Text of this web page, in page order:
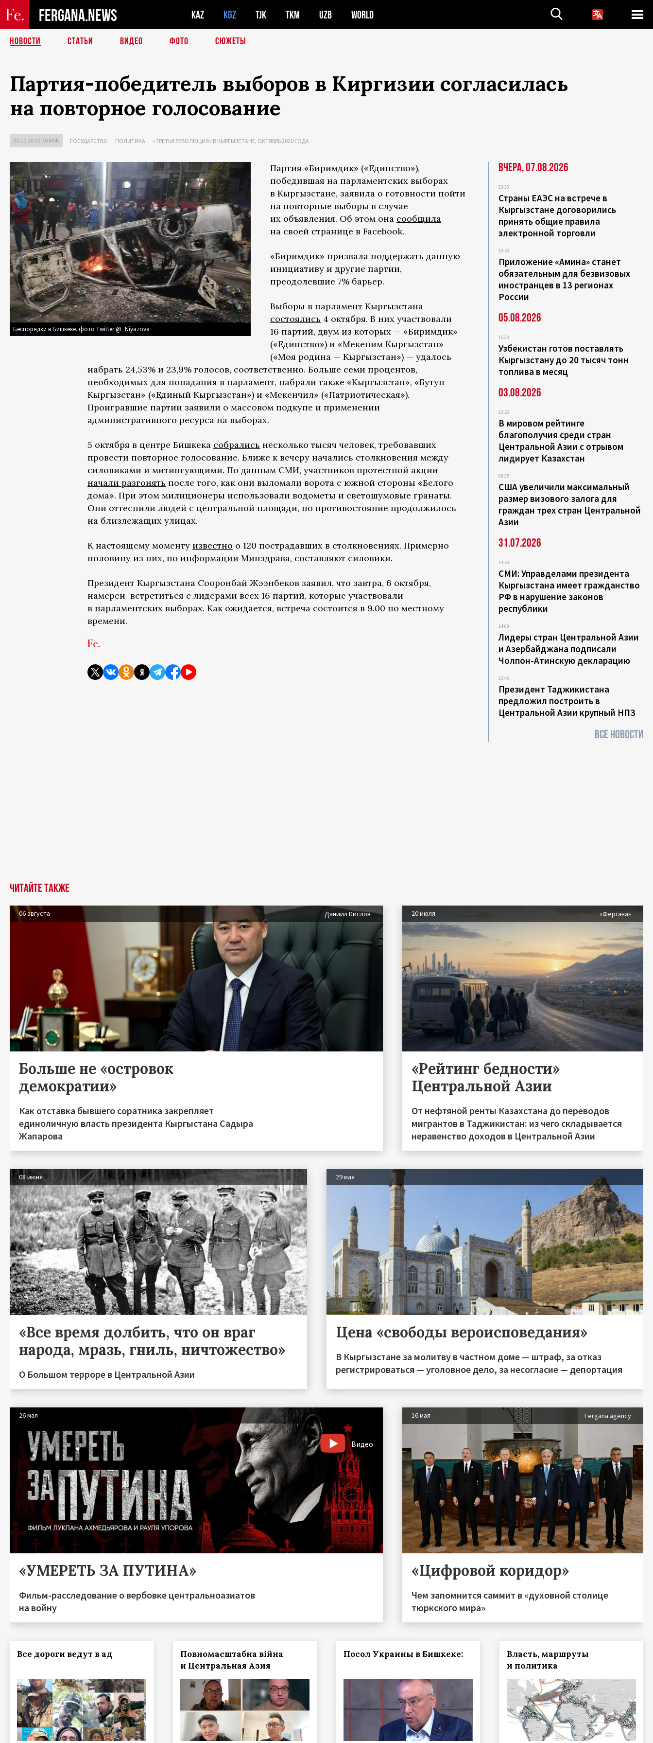
FERGANA.NEWS KAZ KGZ TJK TKM UZB WORLD
НОВОСТИ СТАТЬИ ВИДЕО ФОТО СЮЖЕТЫ
Партия-победитель выборов в Киргизии согласилась
на повторное голосование
05.10.20 22:38 MSK ГОСУДАРСТВО ПОЛИТИКА «ТРЕТЬЯ РЕВОЛЮЦИЯ» В КЫРГЫЗСТАНЕ, ОКТЯБРЬ 2020 ГОДА
Беспорядки в Бишкеке. фото Twitter @_Niyazova
Партия «Биримдик» («Единство»),
победившая на парламентских выборах
в Кыргызстане, заявила о готовности пойти
на повторные выборы в случае
их объявления. Об этом она сообщила
на своей странице в Facebook.
«Биримдик» призвала поддержать данную
инициативу и другие партии,
преодолевшие 7% барьер.
Выборы в парламент Кыргызстана
состоялись 4 октября. В них участвовали
16 партий, двум из которых — «Биримдик»
(«Единство») и «Мекеним Кыргызстан»
(«Моя родина — Кыргызстан») — удалось
набрать 24,53% и 23,9% голосов, соответственно. Больше семи процентов,
необходимых для попадания в парламент, набрали также «Кыргызстан», «Бутун
Кыргызстан» («Единый Кыргызстан») и «Мекенчил» («Патриотическая»).
Проигравшие партии заявили о массовом подкупе и применении
административного ресурса на выборах.
5 октября в центре Бишкека собрались несколько тысяч человек, требовавших
провести повторное голосование. Ближе к вечеру начались столкновения между
силовиками и митингующими. По данным СМИ, участников протестной акции
начали разгонять после того, как они выломали ворота с южной стороны «Белого
дома». При этом милиционеры использовали водометы и светошумовые гранаты.
Они оттеснили людей с центральной площади, но противостояние продолжилось
на близлежащих улицах.
К настоящему моменту известно о 120 пострадавших в столкновениях. Примерно
половину из них, по информации Минздрава, составляют силовики.
Президент Кыргызстана Сооронбай Жээнбеков заявил, что завтра, 6 октября,
намерен встретиться с лидерами всех 16 партий, которые участвовали
в парламентских выборах. Как ожидается, встреча состоится в 9.00 по местному
времени.
Вчера, 07.08.2026
13:30
Страны ЕАЭС на встрече в
Кыргызстане договорились
принять общие правила
электронной торговли
10:50
Приложение «Амина» станет
обязательным для безвизовых
иностранцев в 13 регионах
России
05.08.2026
15:23
Узбекистан готов поставлять
Кыргызстану до 20 тысяч тонн
топлива в месяц
03.08.2026
13:53
В мировом рейтинге
благополучия среди стран
Центральной Азии с отрывом
лидирует Казахстан
08:35
США увеличили максимальный
размер визового залога для
граждан трех стран Центральной
Азии
31.07.2026
14:59
СМИ: Управделами президента
Кыргызстана имеет гражданство
РФ в нарушение законов
республики
14:09
Лидеры стран Центральной Азии
и Азербайджана подписали
Чолпон-Атинскую декларацию
13:40
Президент Таджикистана
предложил построить в
Центральной Азии крупный НПЗ
ВСЕ НОВОСТИ
Читайте также
06 августа Даниил Кислов
Больше не «островок
демократии»
Как отставка бывшего соратника закрепляет
единоличную власть президента Кыргыстана Садыра
Жапарова
20 июля «Фергана»
«Рейтинг бедности»
Центральной Азии
От нефтяной ренты Казахстана до переводов
мигрантов в Таджикистан: из чего складывается
неравенство доходов в Центральной Азии
08 июня
«Все время долбить, что он враг
народа, мразь, гниль, ничтожество»
О Большом терроре в Центральной Азии
29 мая
Цена «свободы вероисповедания»
В Кыргызстане за молитву в частном доме — штраф, за отказ
регистрироваться — уголовное дело, за несогласие — депортация
26 мая
Видео
«УМЕРЕТЬ ЗА ПУТИНА»
Фильм-расследование о вербовке центральноазиатов
на войну
16 мая Fergana.agency
«Цифровой коридор»
Чем запомнится саммит в «духовной столице
тюркского мира»
Все дороги ведут в ад
Повномасштабна війна
и Центральная Азия
Посол Украины в Бишкеке:
Власть, маршруты
и политика